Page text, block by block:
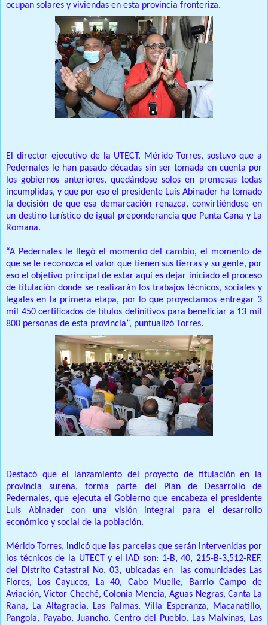
ocupan solares y viviendas en esta provincia fronteriza.
El director ejecutivo de la UTECT, Mérido Torres, sostuvo que a
Pedernales le han pasado décadas sin ser tomada en cuenta por
los gobiernos anteriores, quedándose solos en promesas todas
incumplidas, y que por eso el presidente Luis Abinader ha tomado
la decisión de que esa demarcación renazca, convirtiéndose en
un destino turístico de igual preponderancia que Punta Cana y La
Romana.
“A Pedernales le llegó el momento del cambio, el momento de
que se le reconozca el valor que tienen sus tierras y su gente, por
eso el objetivo principal de estar aquí es dejar iniciado el proceso
de titulación donde se realizarán los trabajos técnicos, sociales y
legales en la primera etapa, por lo que proyectamos entregar 3
mil 450 certificados de títulos definitivos para beneficiar a 13 mil
800 personas de esta provincia”, puntualizó Torres.
Destacó que el lanzamiento del proyecto de titulación en la
provincia sureña, forma parte del Plan de Desarrollo de
Pedernales, que ejecuta el Gobierno que encabeza el presidente
Luis Abinader con una visión integral para el desarrollo
económico y social de la población.
Mérido Torres, indicó que las parcelas que serán intervenidas por
los técnicos de la UTECT y el IAD son: 1-B, 40, 215-B-3,512-REF,
del Distrito Catastral No. 03, ubicadas en las comunidades Las
Flores, Los Cayucos, La 40, Cabo Muelle, Barrio Campo de
Aviación, Víctor Cheché, Colonia Mencia, Aguas Negras, Canta La
Rana, La Altagracia, Las Palmas, Villa Esperanza, Macanatillo,
Pangola, Payabo, Juancho, Centro del Pueblo, Las Malvinas, Las